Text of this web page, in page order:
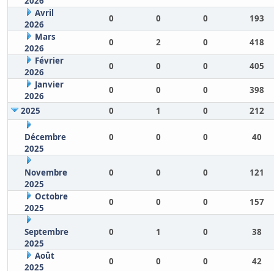
Avril
2026
0 0 0
193
Mars
2026
0 2 0
418
Février
2026
0 0 0
405
Janvier
2026
0 0 0
398
2025
0 1 0 212
Décembre
2025
0 0 0 40
Novembre
2025
0 0 0 121
Octobre
2025
0 0 0 157
Septembre
2025
0 1 0 38
Août
2025
0 0 0
42